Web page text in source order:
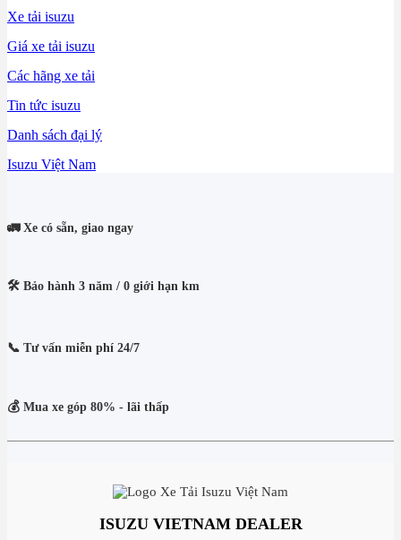
Xe tải isuzu
Giá xe tải isuzu
Các hãng xe tải
Tin tức isuzu
Danh sách đại lý
Isuzu Việt Nam
🚛 Xe có sẵn, giao ngay
🛠️ Bảo hành 3 năm / 0 giới hạn km
📞 Tư vấn miễn phí 24/7
💰 Mua xe góp 80% - lãi thấp
ISUZU VIETNAM DEALER